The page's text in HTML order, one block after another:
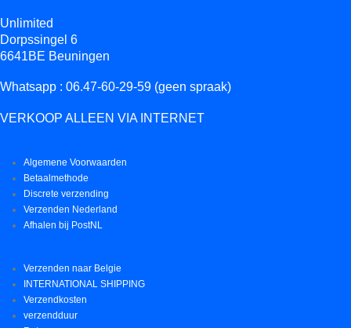
Unlimited
Dorpssingel 6
6641BE Beuningen
Whatsapp : 06.47-60-29-59 (geen spraak)
VERKOOP ALLEEN VIA INTERNET
Algemene Voorwaarden
Betaalmethode
Discrete verzending
Verzenden Nederland
Afhalen bij PostNL
Verzenden naar Belgie
INTERNATIONAL SHIPPING
Verzendkosten
verzendduur